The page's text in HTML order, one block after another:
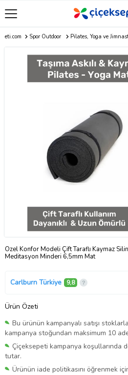
Spor Outdoor Pilates, Yoga ve
Özel Konfor Modeli Çift Taraflı Kaymaz
Meditasyon Minderi 6,5mm Mat
Carlburn Türkiye 9,8
Ürün Özeti
Bu ürünün kampanyalı satışı
kampanya stoğundan maksimum 10
Çiçeksepeti kampanya koşullarında
tutar.
Ürünün iade politikasını öğrenmek